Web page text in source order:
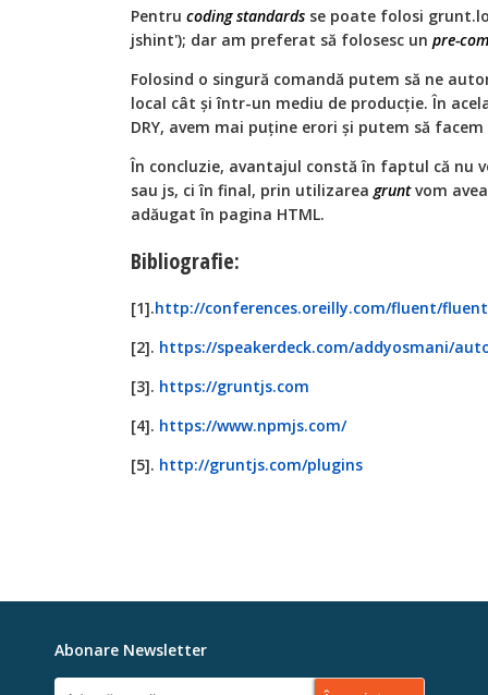
Pentru coding standards se poate folosi
jshint'); dar am preferat să folosesc un pre-
Folosind o singură comandă putem să ne
local cât și într-un mediu de producție. În
DRY, avem mai puține erori și putem să
În concluzie, avantajul constă în faptul că nu
sau js, ci în final, prin utilizarea gruntvom
adăugat în pagina HTML.
Bibliografie:
[1].http://conferences.oreilly.com/fluent/
[2]. https://speakerdeck.com/addyosmani/
[3]. https://gruntjs.com
[4]. https://www.npmjs.com/
[5]. http://gruntjs.com/plugins
Abonare Newsletter